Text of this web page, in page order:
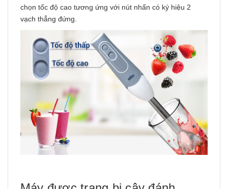
chọn tốc độ cao tương ứng với nút nhấn có ký hiệu 2
vạch thẳng đứng.